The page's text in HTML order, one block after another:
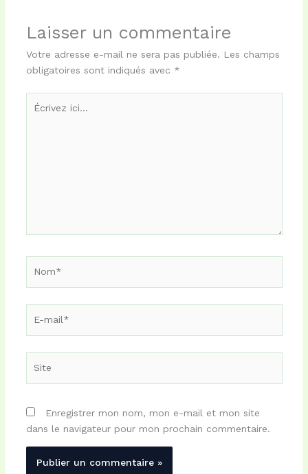
Laisser un commentaire
Votre adresse e-mail ne sera pas publiée. Les champs
obligatoires sont indiqués avec *
Enregistrer mon nom, mon e-mail et mon site
dans le navigateur pour mon prochain commentaire.